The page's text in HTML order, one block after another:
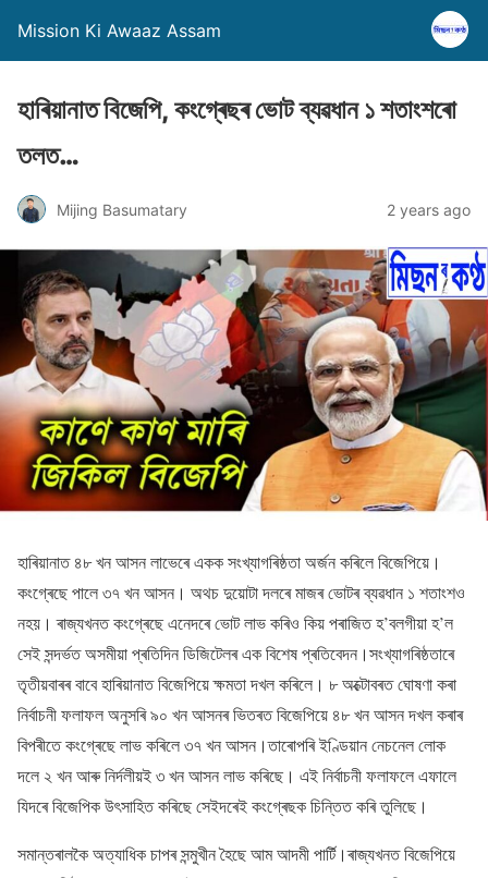
Mission Ki Awaaz Assam
হাৰিয়ানাত বিজেপি, কংগ্ৰেছৰ ভোট ব্যৱধান ১ শতাংশৰো
তলত…
Mijing Basumatary 2 years ago
হাৰিয়ানাত ৪৮ খন আসন লাভেৰে একক সংখ্যাগৰিষ্ঠতা অৰ্জন কৰিলে বিজেপিয়ে।
কংগ্ৰেছে পালে ৩৭ খন আসন। অথচ দুয়োটা দলৰে মাজৰ ভোটৰ ব্যৱধান ১ শতাংশও
নহয়। ৰাজ্যখনত কংগ্ৰেছে এনেদৰে ভোট লাভ কৰিও কিয় পৰাজিত হ’বলগীয়া হ’ল
সেই সন্দৰ্ভত অসমীয়া প্ৰতিদিন ডিজিটেলৰ এক বিশেষ প্ৰতিবেদন।সংখ্যাগৰিষ্ঠতাৰে
তৃতীয়বাৰৰ বাবে হাৰিয়ানাত বিজেপিয়ে ক্ষমতা দখল কৰিলে। ৮ অক্টোবৰত ঘোষণা কৰা
নিৰ্বাচনী ফলাফল অনুসৰি ৯০ খন আসনৰ ভিতৰত বিজেপিয়ে ৪৮ খন আসন দখল কৰাৰ
বিপৰীতে কংগ্ৰেছে লাভ কৰিলে ৩৭ খন আসন।তাৰোপৰি ইণ্ডিয়ান নেচনেল লোক
দলে ২ খন আৰু নিৰ্দলীয়ই ৩ খন আসন লাভ কৰিছে। এই নিৰ্বাচনী ফলাফলে এফালে
যিদৰে বিজেপিক উৎসাহিত কৰিছে সেইদৰেই কংগ্ৰেছক চিন্তিত কৰি তুলিছে।
সমান্তৰালকৈ অত্যাধিক চাপৰ সন্মুখীন হৈছে আম আদমী পাৰ্টি।ৰাজ্যখনত বিজেপিয়ে